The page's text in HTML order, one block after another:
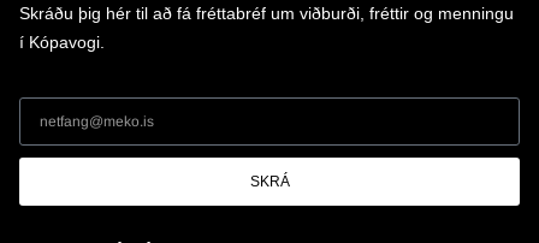
Skráðu þig hér til að fá fréttabréf um viðburði, fréttir og menningu
í Kópavogi.
SKRÁ